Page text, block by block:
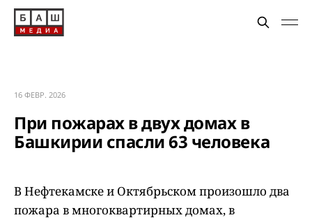
16 ФЕВР. 2026
При пожарах в двух домах в
Башкирии спасли 63 человека
В Нефтекамске и Октябрьском произошло два
пожара в многоквартирных домах, в